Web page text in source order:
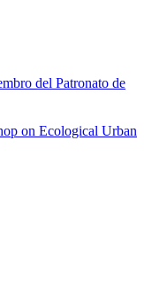
del Patronato de
on Ecological Urban